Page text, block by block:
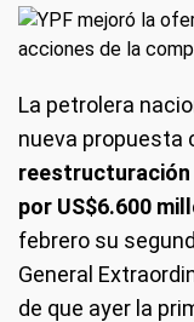
La petrolera
nueva propuesta
reestructuración
por US$6.600
febrero su
General
de que ayer la